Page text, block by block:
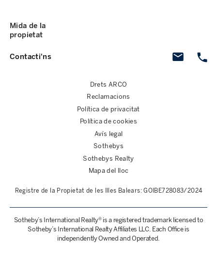
Contacti'ns
Mida de la
propietat
Drets ARCO
Reclamacions
Política de privacitat
Política de cookies
Avís legal
Sothebys
Sothebys Realty
Mapa del lloc
Registre de la Propietat de les Illes Balears: GOIBE728083/2024
Sotheby’s International Realty® is a registered trademark licensed to
Sotheby’s International Realty Affiliates LLC. Each Office is
independently Owned and Operated.